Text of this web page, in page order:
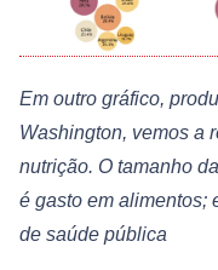
Em outro gráfico,
Washington, vemos a
nutrição. O tamanho
é gasto em alimentos;
de saúde pública